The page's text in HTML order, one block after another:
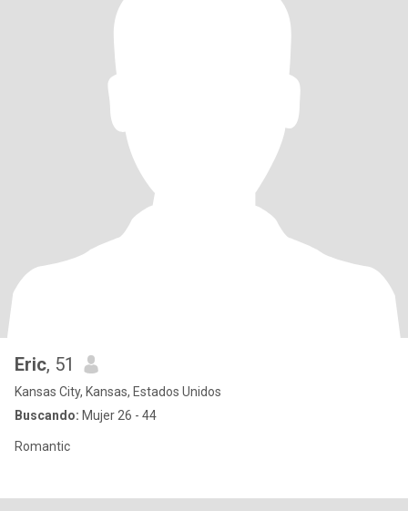
Eric, 51
Kansas City, Kansas, Estados Unidos
Buscando: Mujer 26 - 44
Romantic